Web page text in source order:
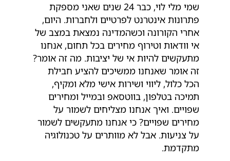
שמי מלי לוי, כבר 24 שנים שאני מספקת
פתרונות אינטרנט לפרטיים ולחברות. היום,
אחרי הקורונה וכשהמדינה נמצאת במצב של
אי וודאות וטירוף מחירים בכל תחום, אנחנו
מתעקשים להיות אי של יציבות. מה זה אומר?
זה אומר שאנחנו ממשיכים להציע חבילת
הכל כלול, ליווי ושירות אישי מלא ומקיף,
תמיכה בטלפון, בווטסאפ ובמייל ומחירים
שפויים. ואיך אנחנו מצליחים לשמור על
מחירים שפויים? כי אנחנו מתעקשים לשמור
על צניעות. אבל לא מוותרים על טכנולוגיה
מתקדמת.